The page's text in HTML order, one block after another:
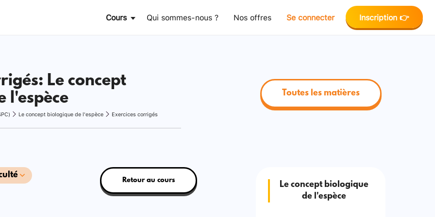
Cours Qui sommes-nous ? Nos offres Se connecter Inscription 👉
Le concept
l'espèce
Le concept biologique de l'espèce Exercices corrigés
Toutes les matières
Retour au cours
Le concept biologique
de l'espèce